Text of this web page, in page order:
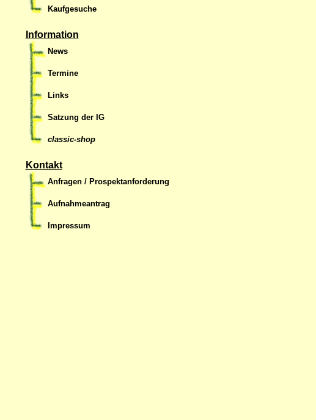
Kaufgesuche
Information
News
Termine
Links
Satzung der IG
classic-shop
Kontakt
Anfragen / Prospektanforderung
Aufnahmeantrag
Impressum